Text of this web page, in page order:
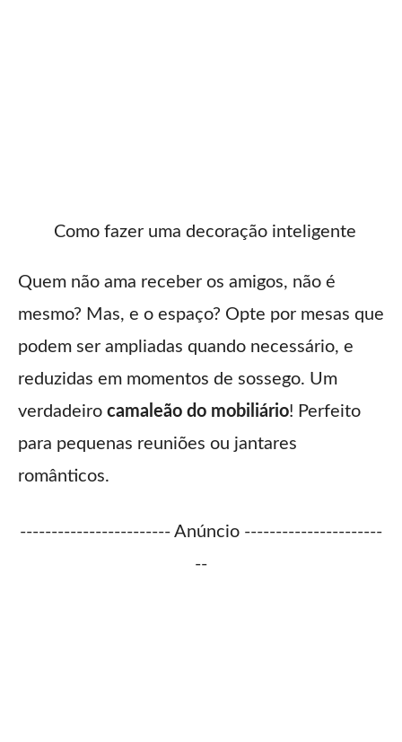
Como fazer uma decoração inteligente
Quem não ama receber os amigos, não é
mesmo? Mas, e o espaço? Opte por mesas que
podem ser ampliadas quando necessário, e
reduzidas em momentos de sossego. Um
verdadeiro camaleão do mobiliário! Perfeito
para pequenas reuniões ou jantares
românticos.
------------------------ Anúncio ----------------------
--